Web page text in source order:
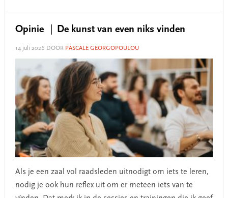
Opinie De kunst van even niks vinden
14 juli 2026 DOOR PASCALE GEORGOPOULOU
Als je een zaal vol raadsleden uitnodigt om iets te leren,
nodig je ook hun reflex uit om er meteen iets van te